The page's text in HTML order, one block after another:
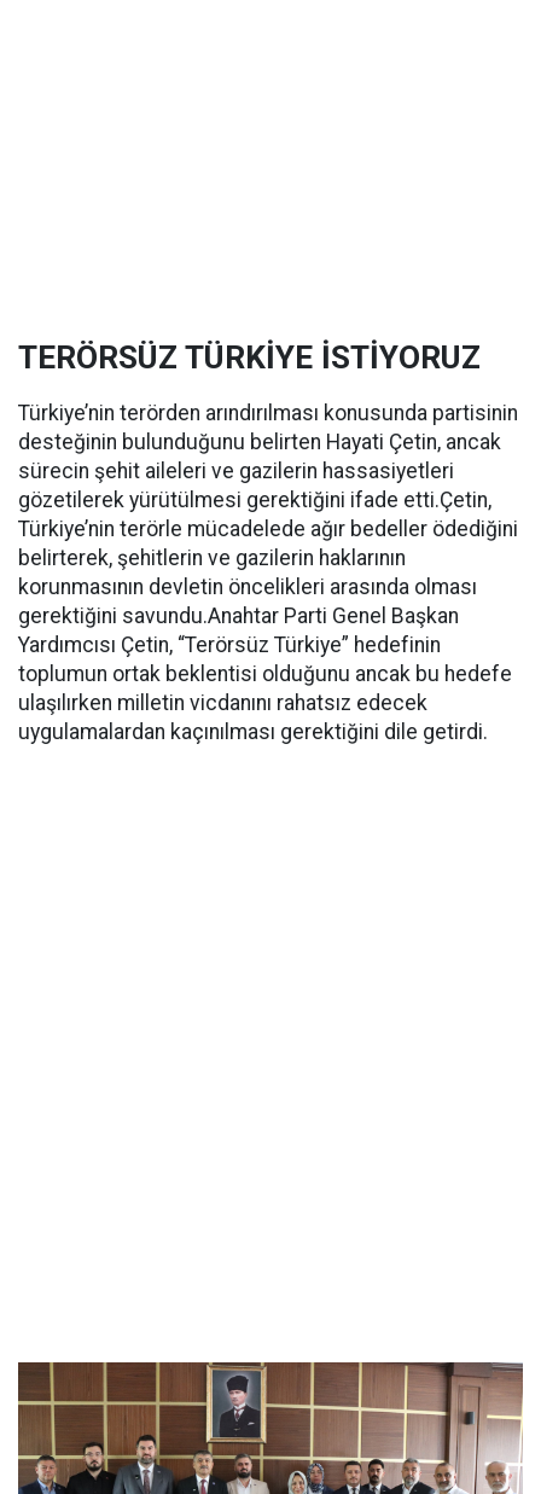
TERÖRSÜZ TÜRKİYE İSTİYORUZ
Türkiye’nin terörden arındırılması konusunda partisinin
desteğinin bulunduğunu belirten Hayati Çetin, ancak
sürecin şehit aileleri ve gazilerin hassasiyetleri
gözetilerek yürütülmesi gerektiğini ifade etti.Çetin,
Türkiye’nin terörle mücadelede ağır bedeller ödediğini
belirterek, şehitlerin ve gazilerin haklarının
korunmasının devletin öncelikleri arasında olması
gerektiğini savundu.Anahtar Parti Genel Başkan
Yardımcısı Çetin, “Terörsüz Türkiye” hedefinin
toplumun ortak beklentisi olduğunu ancak bu hedefe
ulaşılırken milletin vicdanını rahatsız edecek
uygulamalardan kaçınılması gerektiğini dile getirdi.